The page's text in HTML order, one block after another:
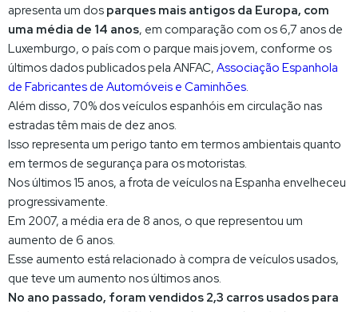
apresenta um dos parques mais antigos da Europa, com
uma média de 14 anos, em comparação com os 6,7 anos de
Luxemburgo, o país com o parque mais jovem, conforme os
últimos dados publicados pela ANFAC, Associação Espanhola
de Fabricantes de Automóveis e Caminhões.
Além disso, 70% dos veículos espanhóis em circulação nas
estradas têm mais de dez anos.
Isso representa um perigo tanto em termos ambientais quanto
em termos de segurança para os motoristas.
Nos últimos 15 anos, a frota de veículos na Espanha envelheceu
progressivamente.
Em 2007, a média era de 8 anos, o que representou um
aumento de 6 anos.
Esse aumento está relacionado à compra de veículos usados,
que teve um aumento nos últimos anos.
No ano passado, foram vendidos 2,3 carros usados para